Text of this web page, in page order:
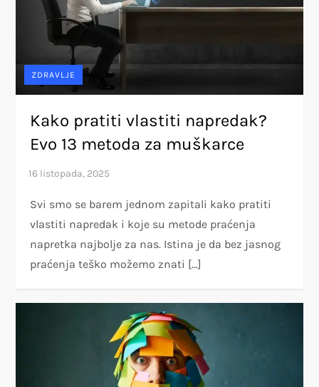
ZDRAVLJE
Kako pratiti vlastiti napredak?
Evo 13 metoda za muškarce
Svi smo se barem jednom zapitali kako pratiti
vlastiti napredak i koje su metode praćenja
napretka najbolje za nas. Istina je da bez jasnog
praćenja teško možemo znati […]